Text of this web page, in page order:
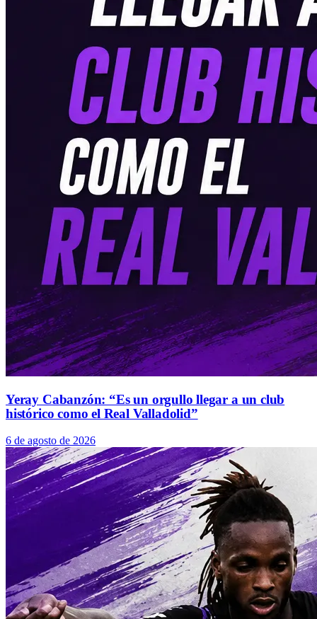
Yeray Cabanzón: “Es un orgullo llegar a un club
histórico como el Real Valladolid”
6 de agosto de 2026